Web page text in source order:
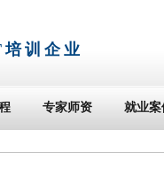
训企业
专家师资 就业案